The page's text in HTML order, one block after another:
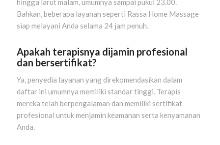
Bahkan, beberapa layanan seperti Rassa Home Massage
siap melayani Anda selama 24 jam penuh.
Apakah terapisnya dijamin profesional
dan bersertifikat?
Ya, penyedia layanan yang direkomendasikan dalam
daftar ini umumnya memiliki standar tinggi. Terapis
mereka telah berpengalaman dan memiliki sertifikat
profesional untuk menjamin keamanan serta kenyamanan
Anda.